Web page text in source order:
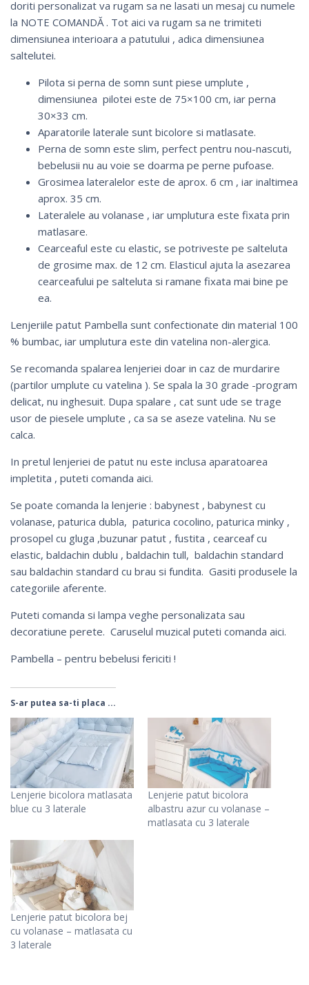
doriti personalizat va rugam sa ne lasati un mesaj cu numele
la NOTE COMANDĂ . Tot aici va rugam sa ne trimiteti
dimensiunea interioara a patutului , adica dimensiunea
saltelutei.
Pilota si perna de somn sunt piese umplute ,
dimensiunea pilotei este de 75×100 cm, iar perna
30×33 cm.
Aparatorile laterale sunt bicolore si matlasate.
Perna de somn este slim, perfect pentru nou-nascuti,
bebelusii nu au voie se doarma pe perne pufoase.
Grosimea lateralelor este de aprox. 6 cm , iar inaltimea
aprox. 35 cm.
Lateralele au volanase , iar umplutura este fixata prin
matlasare.
Cearceaful este cu elastic, se potriveste pe salteluta
de grosime max. de 12 cm. Elasticul ajuta la asezarea
cearceafului pe salteluta si ramane fixata mai bine pe
ea.
Lenjeriile patut Pambella sunt confectionate din material 100
% bumbac, iar umplutura este din vatelina non-alergica.
Se recomanda spalarea lenjeriei doar in caz de murdarire
(partilor umplute cu vatelina ). Se spala la 30 grade -program
delicat, nu inghesuit. Dupa spalare , cat sunt ude se trage
usor de piesele umplute , ca sa se aseze vatelina. Nu se
calca.
In pretul lenjeriei de patut nu este inclusa aparatoarea
impletita , puteti comanda aici.
Se poate comanda la lenjerie : babynest , babynest cu
volanase, paturica dubla, paturica cocolino, paturica minky ,
prosopel cu gluga ,buzunar patut , fustita , cearceaf cu
elastic, baldachin dublu , baldachin tull, baldachin standard
sau baldachin standard cu brau si fundita. Gasiti produsele la
categoriile aferente.
Puteti comanda si lampa veghe personalizata sau
decoratiune perete. Caruselul muzical puteti comanda aici.
Pambella – pentru bebelusi fericiti !
S-ar putea sa-ti placa ...
Lenjerie bicolora matlasata
blue cu 3 laterale
Lenjerie patut bicolora
albastru azur cu volanase –
matlasata cu 3 laterale
Lenjerie patut bicolora bej
cu volanase – matlasata cu
3 laterale